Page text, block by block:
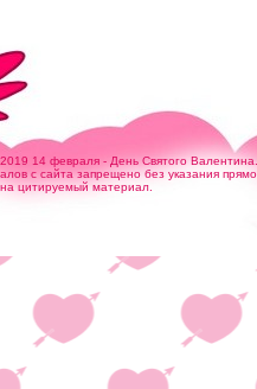
2019 14 февраля - День Святого
с сайта запрещено без указания
цитируемый материал.